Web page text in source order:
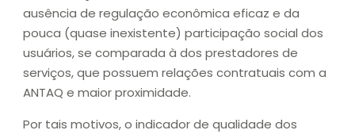
ausência de regulação econômica eficaz e da
pouca (quase inexistente) participação social dos
usuários, se comparada à dos prestadores de
serviços, que possuem relações contratuais com a
ANTAQ e maior proximidade.
Por tais motivos, o indicador de qualidade dos